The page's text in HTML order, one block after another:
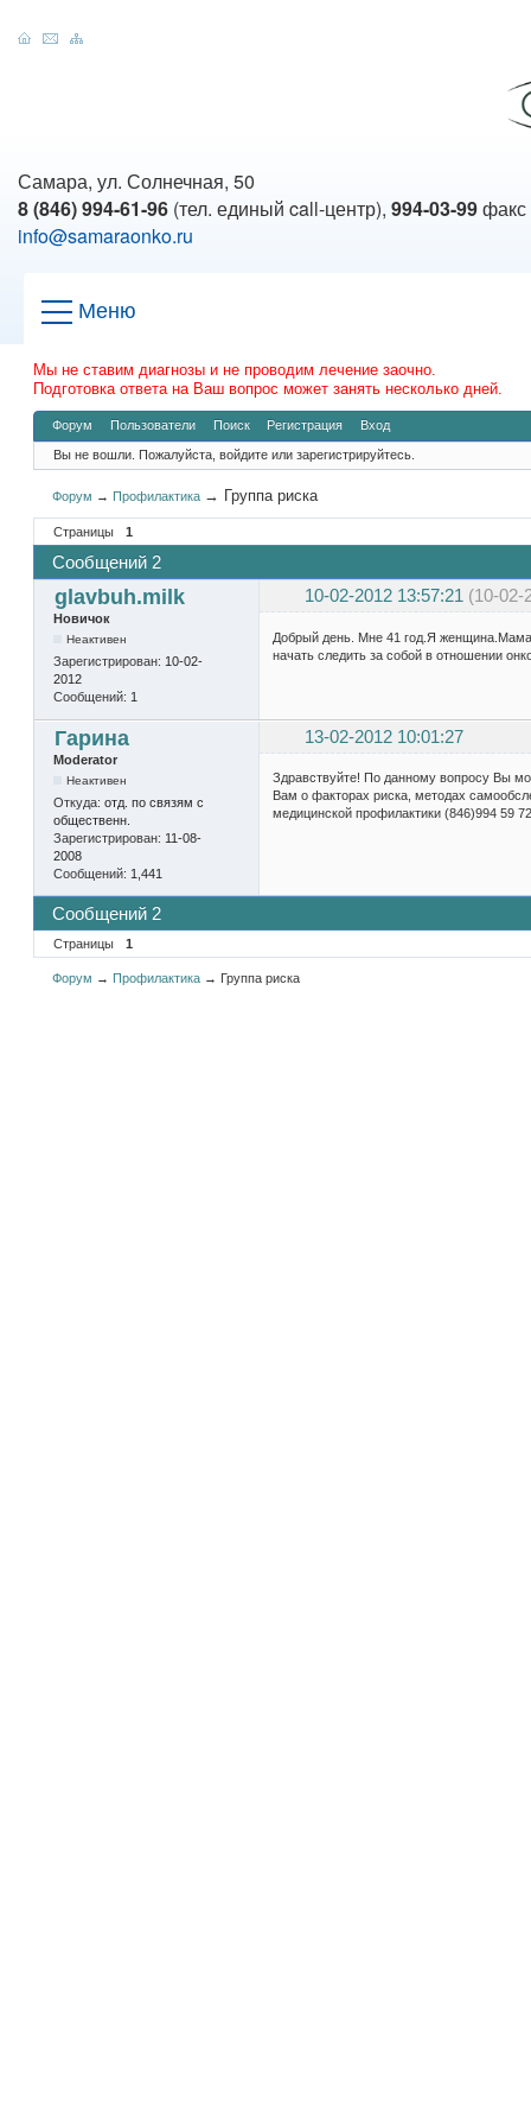
Самара, ул. Солнечная, 50
8 (846) 994-61-96 (тел. единый call-центр), 994-03-99факс
info@samaraonko.ru
Меню
Мы не ставим диагнозы и не проводим лечение заочно.
Подготовка ответа на Ваш вопрос может занять несколько дней.
Форум Пользователи Поиск Регистрация Вход
Вы не вошли. Пожалуйста, войдите или зарегистрируйтесь.
Форум → Профилактика → Группа риска
Страницы 1
Сообщений 2
glavbuh.milk 10-02-2012 13:57:21 (10-02-
Новичок
Неактивен
Зарегистрирован: 10-02-
2012
Сообщений: 1
Добрый день. Мне 41 год.Я женщина.Мама
начать следить за собой в отношении
Гарина 13-02-2012 10:01:27
Moderator
Неактивен
Откуда: отд. по связям с
общественн.
Зарегистрирован: 11-08-
2008
Сообщений: 1,441
Здравствуйте! По данному вопросу Вы
Вам о факторах риска, методах
медицинской профилактики (846)994 59
Сообщений 2
Страницы 1
Форум → Профилактика → Группа риска